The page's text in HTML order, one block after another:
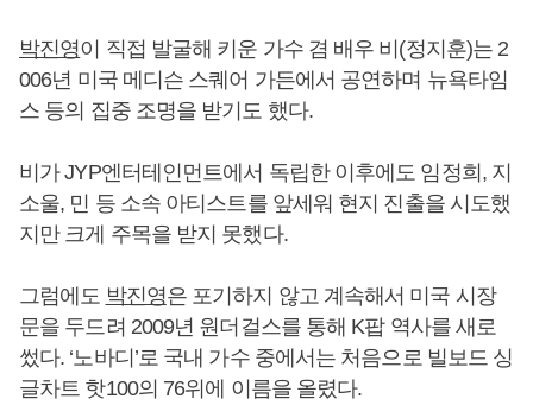
박진영이 직접 발굴해 키운 가수 겸 배우 비(정지훈)는 2
006년 미국 메디슨 스퀘어 가든에서 공연하며 뉴욕타임
스 등의 집중 조명을 받기도 했다.
비가 JYP엔터테인먼트에서 독립한 이후에도 임정희, 지
소울, 민 등 소속 아티스트를 앞세워 현지 진출을 시도했
지만 크게 주목을 받지 못했다.
그럼에도 박진영은 포기하지 않고 계속해서 미국 시장
문을 두드려 2009년 원더걸스를 통해 K팝 역사를 새로
썼다. ‘노바디’로 국내 가수 중에서는 처음으로 빌보드 싱
글차트 핫100의 76위에 이름을 올렸다.